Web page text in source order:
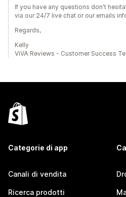
If you have any questions don't
via our 24/7 live chat or our emails
Regards,
Kelly
ViVA Reviews - Customer Success
Categorie di app
Canali di vendita
Ricerca prodotti